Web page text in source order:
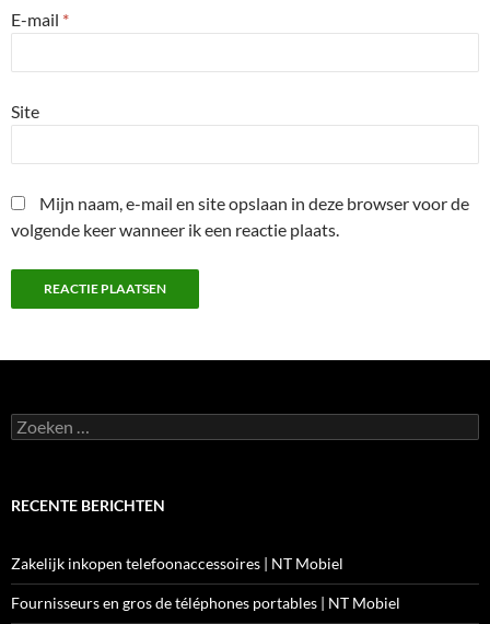
E-mail *
Site
Mijn naam, e-mail en site opslaan in deze browser voor de
volgende keer wanneer ik een reactie plaats.
Zoeken
naar:
RECENTE BERICHTEN
Zakelijk inkopen telefoonaccessoires | NT Mobiel
Fournisseurs en gros de téléphones portables | NT Mobiel